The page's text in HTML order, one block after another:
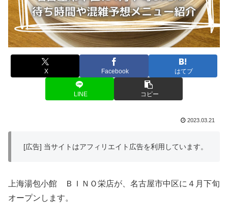
X Facebook はてブ
LINE コピー
2023.03.21
[広告] 当サイトはアフィリエイト広告を利用しています。
上海湯包小館 ＢＩＮＯ栄店が、名古屋市中区に４月下旬
オープンします。